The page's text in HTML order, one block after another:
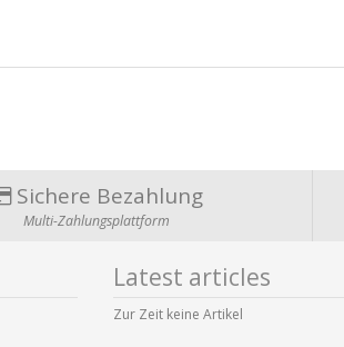
Sichere Bezahlung
Multi-Zahlungsplattform
Latest articles
Zur Zeit keine Artikel